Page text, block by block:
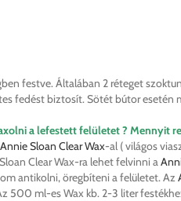
festve. Általában 2 réteget
fedést biztosít. Sötét bútor esetén
a lefestett felületet ? Mennyit
Annie Sloan Clear Wax-al ( világos
Clear Wax-ra lehet felvinni a
antikolni, öregbíteni a felületet. Az
500 ml-es Wax kb. 2-3 liter